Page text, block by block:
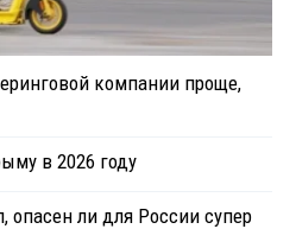
компании проще,
в 2026 году
опасен ли для России супер